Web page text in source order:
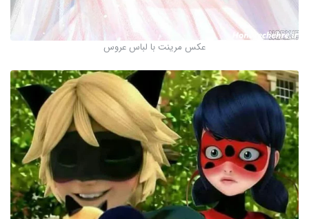
عکس مرینت با لباس عروس